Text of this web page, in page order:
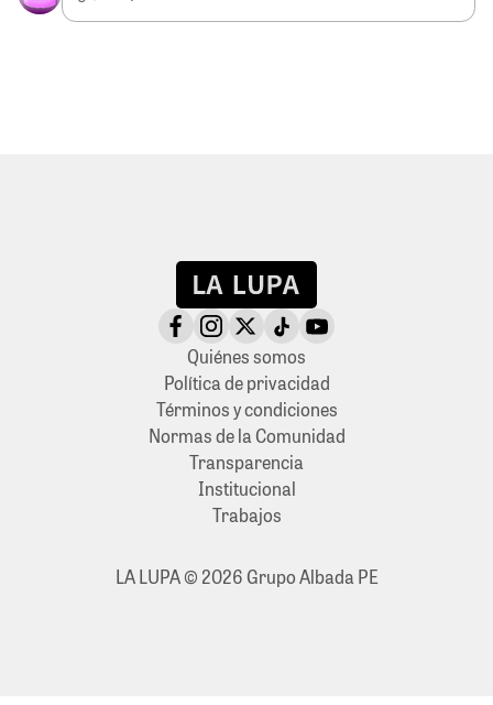
Quiénes somos
Política de privacidad
Términos y condiciones
Normas de la Comunidad
Transparencia
Institucional
Trabajos
LA LUPA © 2026 Grupo Albada PE